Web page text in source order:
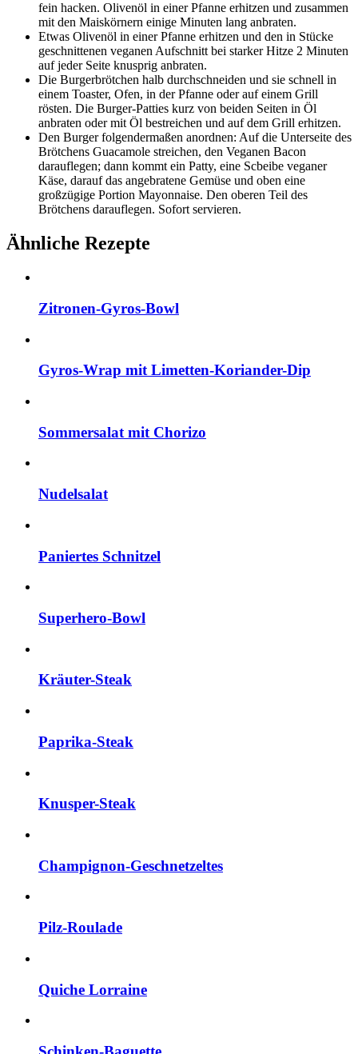
fein hacken. Olivenöl in einer Pfanne erhitzen und zusammen
mit den Maiskörnern einige Minuten lang anbraten.
Etwas Olivenöl in einer Pfanne erhitzen und den in Stücke
geschnittenen veganen Aufschnitt bei starker Hitze 2 Minuten
auf jeder Seite knusprig anbraten.
Die Burgerbrötchen halb durchschneiden und sie schnell in
einem Toaster, Ofen, in der Pfanne oder auf einem Grill
rösten. Die Burger-Patties kurz von beiden Seiten in Öl
anbraten oder mit Öl bestreichen und auf dem Grill erhitzen.
Den Burger folgendermaßen anordnen: Auf die Unterseite des
Brötchens Guacamole streichen, den Veganen Bacon
darauflegen; dann kommt ein Patty, eine Scbeibe veganer
Käse, darauf das angebratene Gemüse und oben eine
großzügige Portion Mayonnaise. Den oberen Teil des
Brötchens darauflegen. Sofort servieren.
Ähnliche Rezepte
Zitronen-Gyros-Bowl
Gyros-Wrap mit Limetten-Koriander-Dip
Sommersalat mit Chorizo
Nudelsalat
Paniertes Schnitzel
Superhero-Bowl
Kräuter-Steak
Paprika-Steak
Knusper-Steak
Champignon-Geschnetzeltes
Pilz-Roulade
Quiche Lorraine